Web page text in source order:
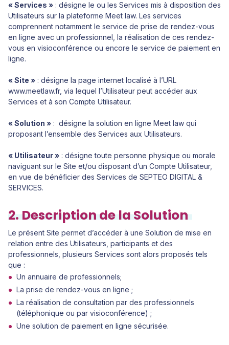
« Services » : désigne le ou les Services mis à disposition des
Utilisateurs sur la plateforme Meet law. Les services
comprennent notamment le service de prise de rendez-vous
en ligne avec un professionnel, la réalisation de ces rendez-
vous en visioconférence ou encore le service de paiement en
ligne.
« Site » : désigne la page internet localisé à l’URL
www.meetlaw.fr, via lequel l’Utilisateur peut accéder aux
Services et à son Compte Utilisateur.
« Solution » : désigne la solution en ligne Meet law qui
proposant l’ensemble des Services aux Utilisateurs.
« Utilisateur » : désigne toute personne physique ou morale
naviguant sur le Site et/ou disposant d’un Compte Utilisateur,
en vue de bénéficier des Services de SEPTEO DIGITAL &
SERVICES.
2. Description de la Solution
Le présent Site permet d’accéder à une Solution de mise en
relation entre des Utilisateurs, participants et des
professionnels, plusieurs Services sont alors proposés tels
que :
Un annuaire de professionnels;
La prise de rendez-vous en ligne ;
La réalisation de consultation par des professionnels
(téléphonique ou par visioconférence) ;
Une solution de paiement en ligne sécurisée.